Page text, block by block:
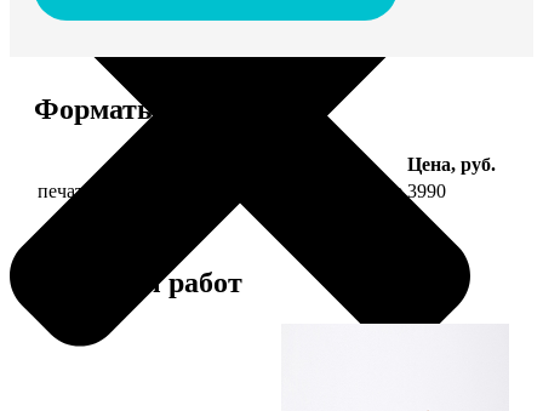
Форматы и цены
Цена, руб.
печать фото на холсте 30х90 на подрамнике 3990
Примеры работ